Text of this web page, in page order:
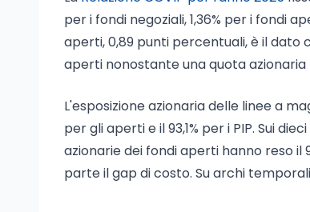
per i fondi negoziali, 1,36% per i fondi
aperti, 0,89 punti percentuali, è il dato
aperti nonostante una quota
L'esposizione azionaria delle linee a
per gli aperti e il 93,1% per i PIP. Sui
azionarie dei fondi aperti hanno reso il
parte il gap di costo. Su archi